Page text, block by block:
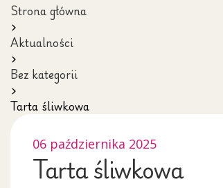
Strona główna
Aktualności
Bez kategorii
Tarta śliwkowa
06 października 2025
Tarta śliwkowa